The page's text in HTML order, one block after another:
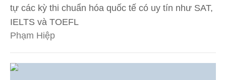
tự các kỳ thi chuẩn hóa quốc tế có uy tín như SAT,
IELTS và TOEFL
Phạm Hiệp